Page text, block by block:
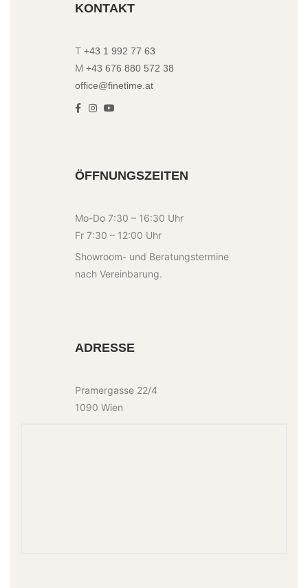
KONTAKT
T +43 1 992 77 63
M +43 676 880 572 38
office@finetime.at
ÖFFNUNGSZEITEN
Mo-Do 7:30 – 16:30 Uhr
Fr 7:30 – 12:00 Uhr
Showroom- und Beratungstermine
nach Vereinbarung.
ADRESSE
Pramergasse 22/4
1090 Wien